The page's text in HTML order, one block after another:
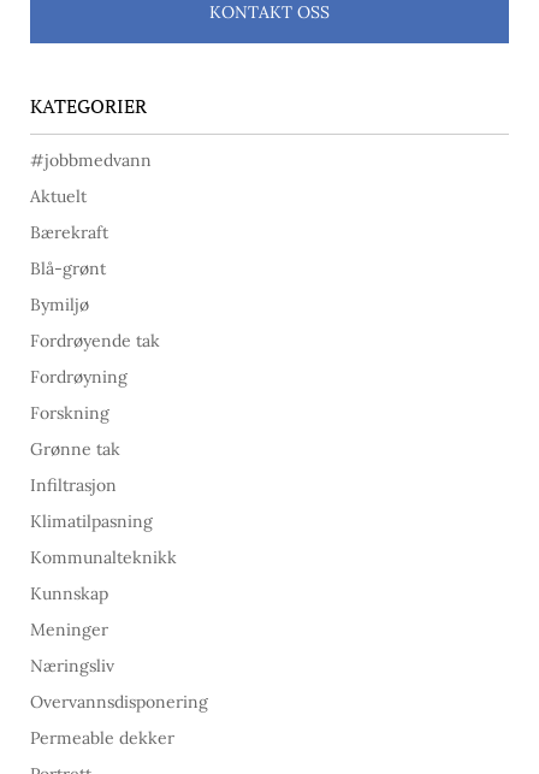
KONTAKT OSS
KATEGORIER
#jobbmedvann
Aktuelt
Bærekraft
Blå-grønt
Bymiljø
Fordrøyende tak
Fordrøyning
Forskning
Grønne tak
Infiltrasjon
Klimatilpasning
Kommunalteknikk
Kunnskap
Meninger
Næringsliv
Overvannsdisponering
Permeable dekker